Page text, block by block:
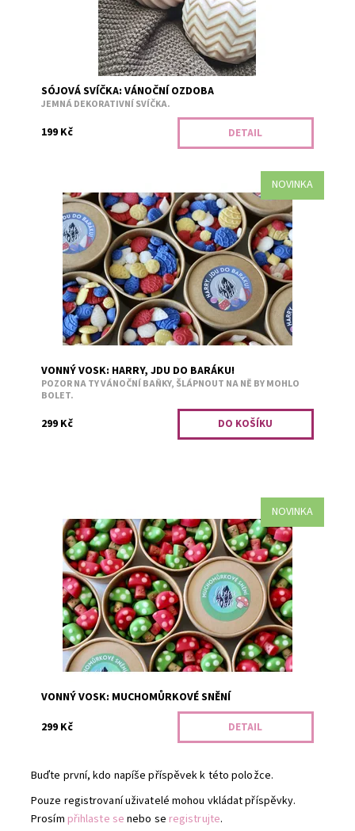
SÓJOVÁ SVÍČKA: VÁNOČNÍ OZDOBA
JEMNÁ DEKORATIVNÍ SVÍČKA.
199 Kč DETAIL
NOVINKA
Tady někdo zůstal sám doma a je připraven vykouzlit si
speciální atmosféru. Bílá - švestka s vanilkou. Červená -
pivoňka a bavlník....
Dostupnost:
Skladem 8
Kód:
3279
VONNÝ VOSK: HARRY, JDU DO BARÁKU!
POZOR NA TY VÁNOČNÍ BAŇKY, ŠLÁPNOUT NA NĚ BY MOHLO
BOLET.
299 Kč
NOVINKA
Vyrazte do lesa a pak se zahřejte doma u čaje. Zelená -
vůně lesní mýtiny. Červená - pomerančový čaj. V jedné
ekologické...
Dostupnost:
Předobjednávka
Kód:
3446
VONNÝ VOSK: MUCHOMŮRKOVÉ SNĚNÍ
299 Kč
DETAIL
Buďte první, kdo napíše příspěvek k této položce.
Pouze registrovaní uživatelé mohou vkládat příspěvky.
Prosím přihlaste se nebo se registrujte.